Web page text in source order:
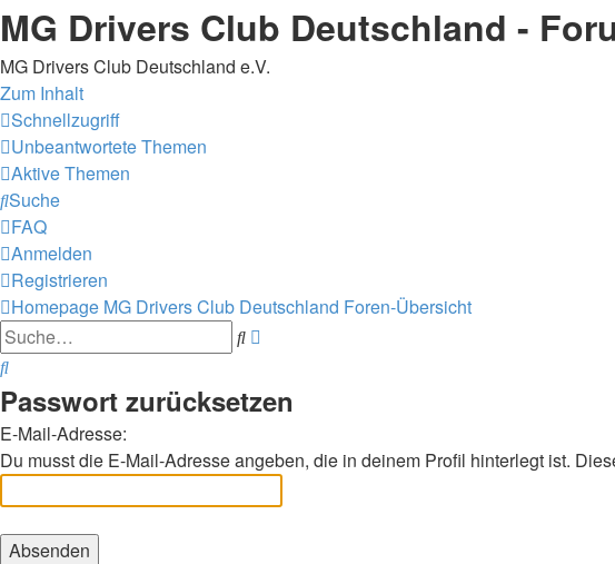
MG Drivers Club Deutschland -
MG Drivers Club Deutschland e.V.
Zum Inhalt
Schnellzugriff
Unbeantwortete Themen
Aktive Themen
Suche
FAQ
Anmelden
Registrieren
Homepage MG Drivers Club Deutschland Foren-Übersicht
Suche
Suche
Passwort zurücksetzen
E-Mail-Adresse:
Du musst die E-Mail-Adresse angeben, die in deinem Profil hinterlegt ist.